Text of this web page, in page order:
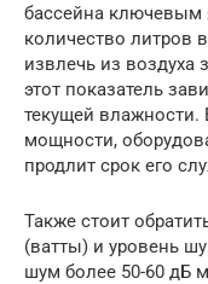
бассейна ключевым
количество литров
извлечь из воздуха
этот показатель
текущей влажности.
мощности,
продлит срок его
Также стоит
(ватты) и уровень
шум более 50-60 дБ